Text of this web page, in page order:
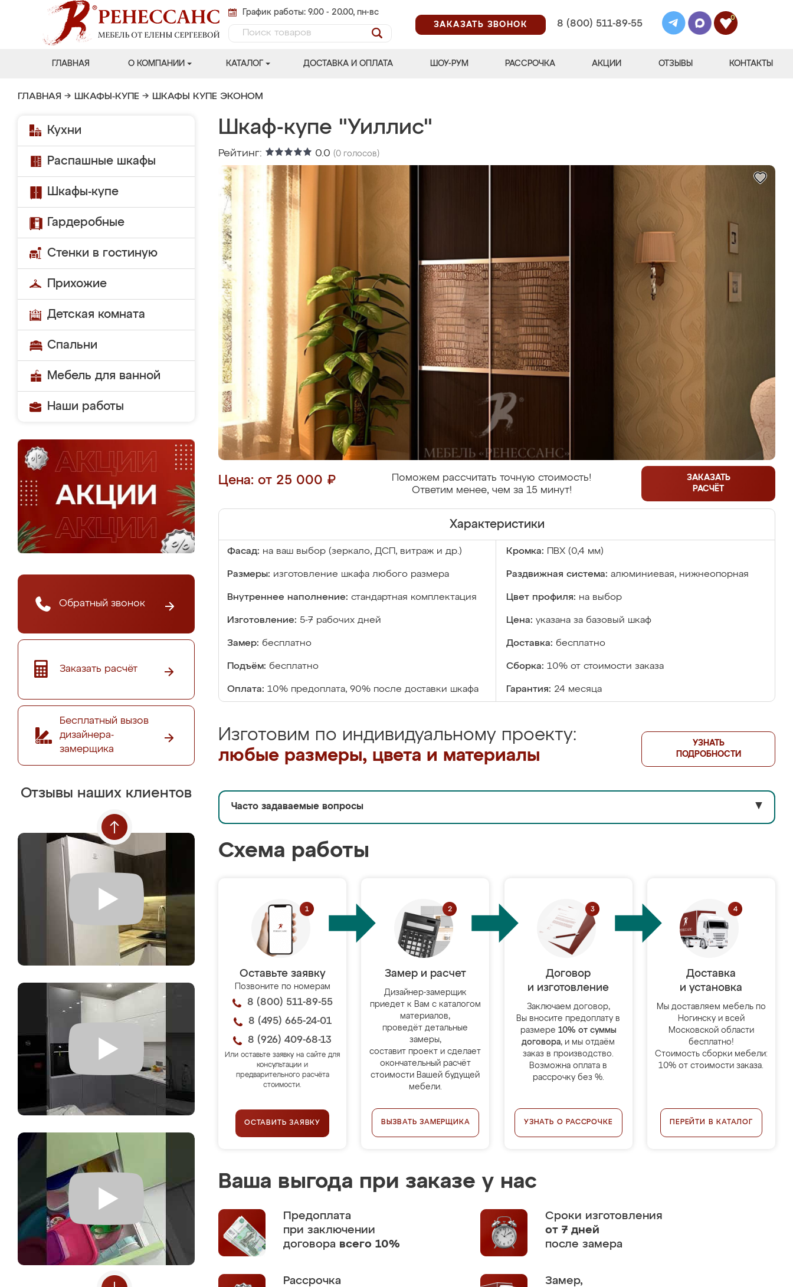
График работы: 9.00 - 20.00, пн-вс
ЗАКАЗАТЬ ЗВОНОК
8 (800) 511-89-55
0
ГЛАВНАЯ О КОМПАНИИ КАТАЛОГ ДОСТАВКА И ОПЛАТА ШОУ-РУМ РАССРОЧКА АКЦИИ ОТЗЫВЫ КОНТАКТЫ
ГЛАВНАЯ → ШКАФЫ-КУПЕ → ШКАФЫ КУПЕ ЭКОНОМ
Кухни
Распашные шкафы
Шкафы-купе
Гардеробные
Стенки в гостиную
Прихожие
Детская комната
Спальни
Мебель для ванной
Наши работы
Обратный звонок
Заказать расчёт
Бесплатный вызов
дизайнера-
замерщика
Отзывы наших клиентов
Шкаф-купе "Уиллис"
Рейтинг: 0.0 (0 голосов)
Цена: от 25 000 ₽
Поможем рассчитать точную стоимость!
Ответим менее, чем за 15 минут!
ЗАКАЗАТЬ
РАСЧЁТ
Характеристики
Фасад: на ваш выбор (зеркало, ДСП, витраж и др.) Кромка: ПВХ (0,4 мм)
Размеры: изготовление шкафа любого размера Раздвижная система: алюминиевая, нижнеопорная
Внутреннее наполнение: стандартная комплектация Цвет профиля: на выбор
Изготовление: 5-7 рабочих дней Цена: указана за базовый шкаф
Замер: бесплатно Доставка: бесплатно
Подъём: бесплатно Сборка: 10% от стоимости заказа
Оплата: 10% предоплата, 90% после доставки шкафа Гарантия: 24 месяца
Изготовим по индивидуальному проекту:
любые размеры, цвета и материалы
УЗНАТЬ
ПОДРОБНОСТИ
Часто задаваемые вопросы ▼
Схема работы
Оставьте заявку
Позвоните по номерам
8 (800) 511-89-55
8 (495) 665-24-01
8 (926) 409-68-13
Или оставьте заявку на сайте для
консультации и
предварительного расчёта
стоимости.
ОСТАВИТЬ ЗАЯВКУ
Замер и расчет
Дизайнер-замерщик
приедет к Вам с каталогом
материалов,
проведёт детальные
замеры,
составит проект и сделает
окончательный расчёт
стоимости Вашей будущей
мебели.
ВЫЗВАТЬ ЗАМЕРЩИКА
Договор
и изготовление
Заключаем договор,
Вы вносите предоплату в
размере 10% от суммы
договора, и мы отдаём
заказ в производство.
Возможна оплата в
рассрочку без %.
УЗНАТЬ О РАССРОЧКЕ
Доставка
и установка
Мы доставляем мебель по
Ногинску и всей
Московской области
бесплатно!
Стоимость сборки мебели:
10% от стоимости заказа.
ПЕРЕЙТИ В КАТАЛОГ
Ваша выгода при заказе у нас
Предоплата
при заключении
договора всего 10%
Сроки изготовления
от 7 дней
после замера
Рассрочка
Замер,